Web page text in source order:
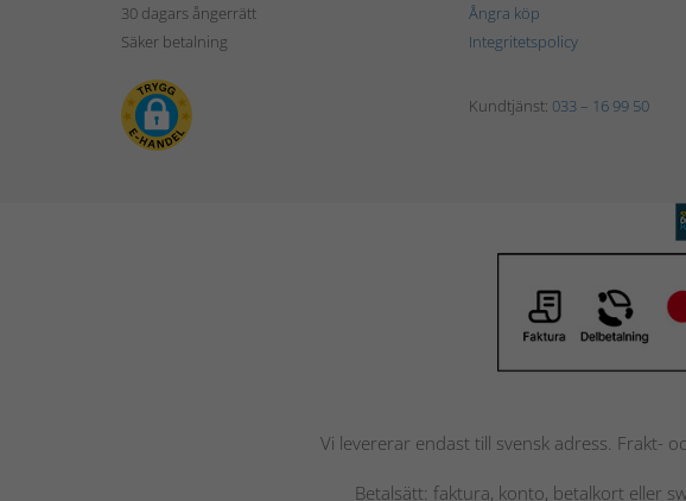
30 dagars ångerrätt
Säker betalning
Ångra köp
Integritetspolicy
Kundtjänst: 033 – 16 99 50
Vi levererar endast till svensk adress. Frakt-
Betalsätt: faktura, konto, betalkort eller